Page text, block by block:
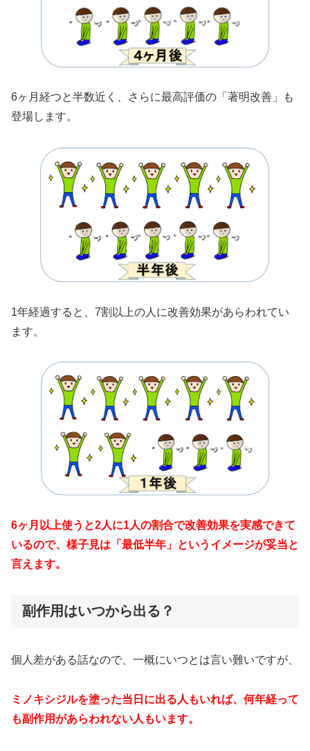
6ヶ月経つと半数近く、さらに最高評価の「著明改善」も
登場します。
1年経過すると、7割以上の人に改善効果があらわれてい
ます。
6ヶ月以上使うと2人に1人の割合で改善効果を実感できて
いるので、様子見は「最低半年」というイメージが妥当と
言えます。
副作用はいつから出る？
個人差がある話なので、一概にいつとは言い難いですが、
ミノキシジルを塗った当日に出る人もいれば、何年経って
も副作用があらわれない人もいます。